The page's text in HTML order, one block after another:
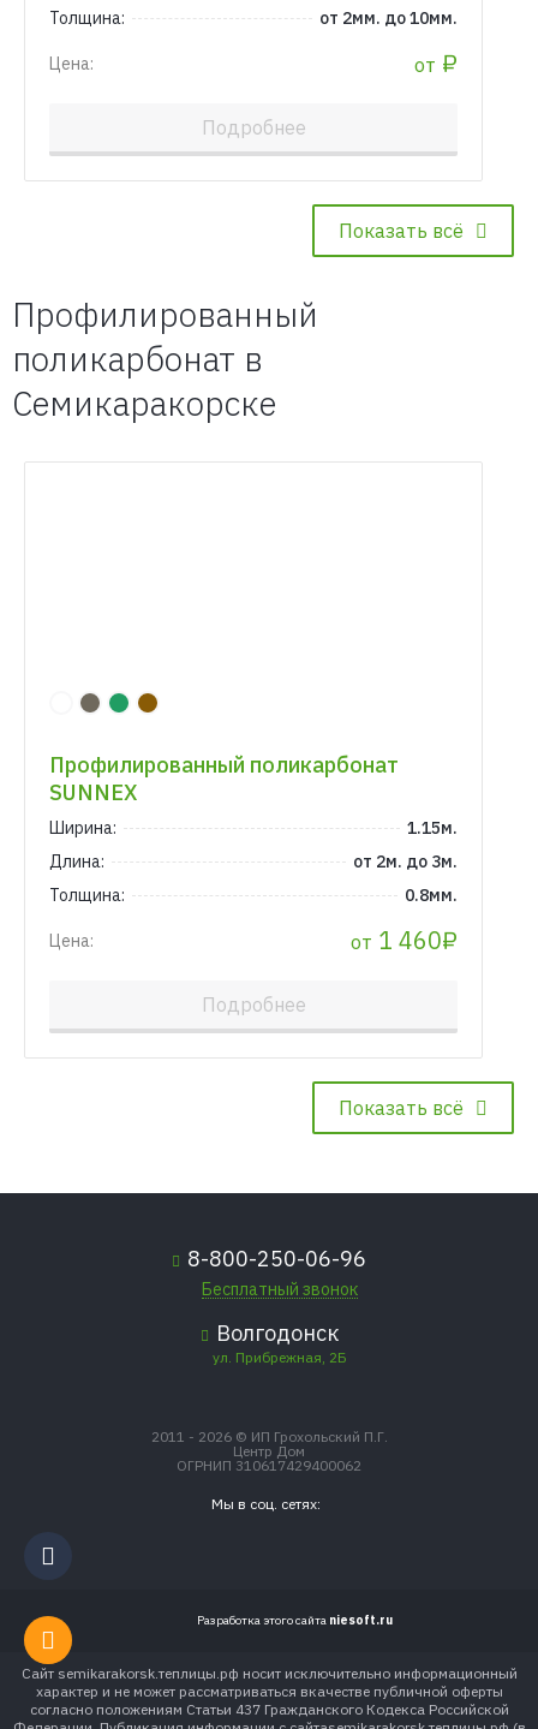
Толщина:
от 2мм. до 10мм.
Цена: от ₽
Подробнее
Показать всё
Профилированный
поликарбонат в
Семикаракорске
Профилированный поликарбонат
SUNNEX
Ширина:
1.15м.
Длина:
от 2м. до 3м.
Толщина:
0.8мм.
Цена: от 1 460₽
Подробнее
Показать всё
8-800-250-06-96
Бесплатный звонок
Волгодонск
ул. Прибрежная, 2Б
2011 - 2026 © ИП Грохольский П.Г.
Центр Дом
ОГРНИП 310617429400062
Мы в соц. сетях:
Разработка этого сайта niesoft.ru
Сайт semikarakorsk.теплицы.рф носит исключительно информационный
характер и не может рассматриваться вкачестве публичной оферты
согласно положениям Статьи 437 Гражданского Кодекса Российской